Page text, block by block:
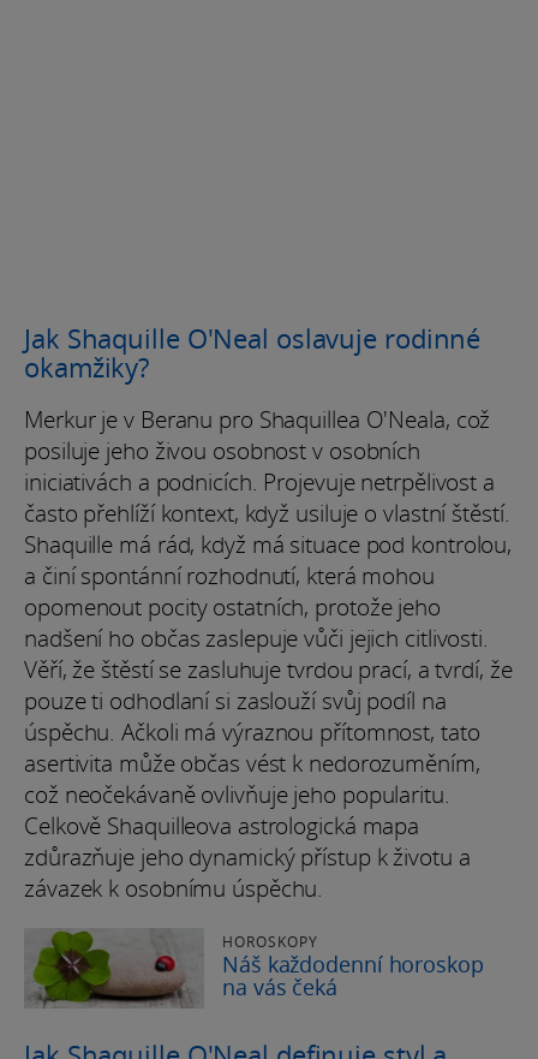
Jak Shaquille O'Neal oslavuje rodinné
okamžiky?
Merkur je v Beranu pro Shaquillea O'Neala, což
posiluje jeho živou osobnost v osobních
iniciativách a podnicích. Projevuje netrpělivost a
často přehlíží kontext, když usiluje o vlastní štěstí.
Shaquille má rád, když má situace pod kontrolou,
a činí spontánní rozhodnutí, která mohou
opomenout pocity ostatních, protože jeho
nadšení ho občas zaslepuje vůči jejich citlivosti.
Věří, že štěstí se zasluhuje tvrdou prací, a tvrdí, že
pouze ti odhodlaní si zaslouží svůj podíl na
úspěchu. Ačkoli má výraznou přítomnost, tato
asertivita může občas vést k nedorozuměním,
což neočekávaně ovlivňuje jeho popularitu.
Celkově Shaquilleova astrologická mapa
zdůrazňuje jeho dynamický přístup k životu a
závazek k osobnímu úspěchu.
HOROSKOPY
Náš každodenní horoskop
na vás čeká